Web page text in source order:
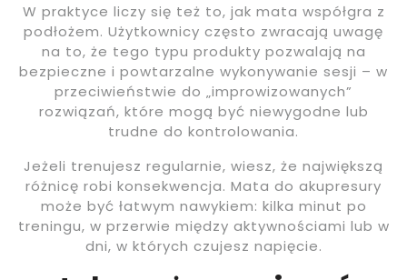
W praktyce liczy się też to, jak mata współgra z
podłożem. Użytkownicy często zwracają uwagę
na to, że tego typu produkty pozwalają na
bezpieczne i powtarzalne wykonywanie sesji – w
przeciwieństwie do „improwizowanych”
rozwiązań, które mogą być niewygodne lub
trudne do kontrolowania.
Jeżeli trenujesz regularnie, wiesz, że największą
różnicę robi konsekwencja. Mata do akupresury
może być łatwym nawykiem: kilka minut po
treningu, w przerwie między aktywnościami lub w
dni, w których czujesz napięcie.